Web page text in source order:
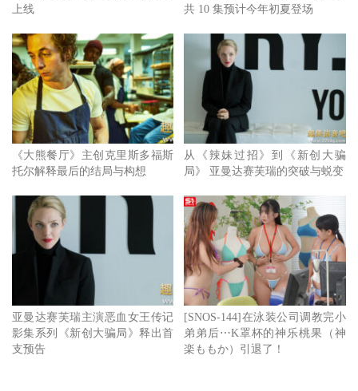
实人设有些相似，包括了半退休的资深演员、迷样时髦的年
轻女子，以及一个有些经济状况的剧场导演。虽然同住一栋
大楼，但邻居关系互不紧密，三人一开始的唯一共通点就是
Podcast 推理节目的忠实听众，没想到因为一起谋杀案将三
人绑在一起，推展出好笑但剧情反转猜不透，让人进入一看
就停不下来的推理世界。
上线
共 10 集预计今年初夏登场
《大熊餐厅》主创克里斯多福斯
托尔解释最后的结局与构想
从《辣妹过招》到《新创大骗
局》 亚曼达赛芙瑞的突破与蜕变
亚曼达赛芙瑞主演恶血女王传记
影集系列《新创大骗局》释出首
支预告
[SNOS-144]在泳装公司调教完小
弟弟后⋯K罩杯的神乐桃果（神
楽ももか）引退了！